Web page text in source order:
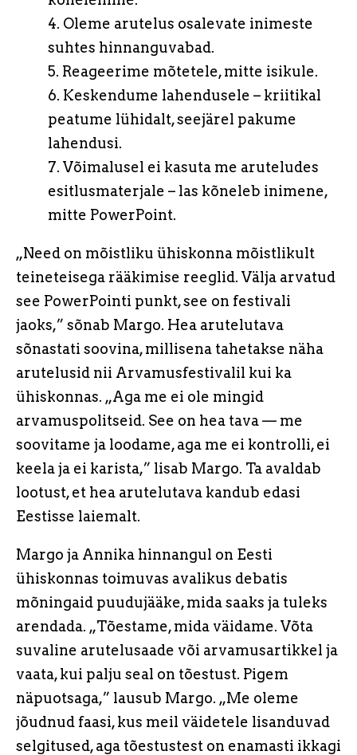
4. Oleme arutelus osalevate inimeste
suhtes hinnanguvabad.
5. Reageerime mõtetele, mitte isikule.
6. Keskendume lahendusele – kriitikal
peatume lühidalt, seejärel pakume
lahendusi.
7. Võimalusel ei kasuta me aruteludes
esitlusmaterjale – las kõneleb inimene,
mitte PowerPoint.
„Need on mõistliku ühiskonna mõistlikult
teineteisega rääkimise reeglid. Välja arvatud
see PowerPointi punkt, see on festivali
jaoks,” sõnab Margo. Hea arutelutava
sõnastati soovina, millisena tahetakse näha
arutelusid nii Arvamusfestivalil kui ka
ühiskonnas. „Aga me ei ole mingid
arvamuspolitseid. See on hea tava — me
soovitame ja loodame, aga me ei kontrolli, ei
keela ja ei karista,” lisab Margo. Ta avaldab
lootust, et hea arutelutava kandub edasi
Eestisse laiemalt.
Margo ja Annika hinnangul on Eesti
ühiskonnas toimuvas avalikus debatis
mõningaid puudujääke, mida saaks ja tuleks
arendada. „Tõestame, mida väidame. Võta
suvaline arutelusaade või arvamusartikkel ja
vaata, kui palju seal on tõestust. Pigem
näpuotsaga,” lausub Margo. „Me oleme
jõudnud faasi, kus meil väidetele lisanduvad
selgitused, aga tõestustest on enamasti ikkagi